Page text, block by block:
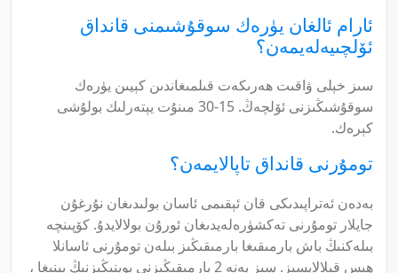
ئارام ئالغان يۈرەك سوقۇشىمنى قانداق
ئۆلچىيەلەيمەن؟
سىز خېلى ۋاقىت ھەرىكەت قىلمىغاندىن كېيىن يۈرەك
سوقۇشىڭىزنى ئۆلچەڭ. 15-30 مىنۇت يېتەرلىك بولۇشى
كېرەك.
تومۇرنى قانداق تاپالايمەن؟
بەدەن ئەتراپىدىكى قان ئېقىمى ئاسان بولىدىغان نۇرغۇن
جايلار تومۇرنى تەكشۈرەلەيدىغان ئورۇن بولالايدۇ. كۆپىنچە
بىلەكنىڭ باش بارمىقىغا بارمىقىڭىز بىلەن تومۇرنى ئاسانلا
ھېس قىلالايسىز. سىز يەنە 2 بارمىقىڭىزنى بوينىڭىزنىڭ يېنىغا ،